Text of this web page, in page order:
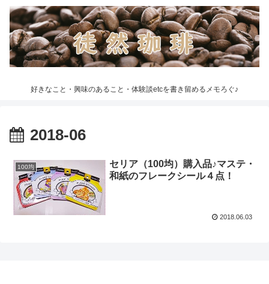
好きなこと・興味のあること・体験談etcを書き留めるメモろぐ♪
2018-06
100均
セリア（100均）購入品♪マステ・
和紙のフレークシール４点！
2018.06.03